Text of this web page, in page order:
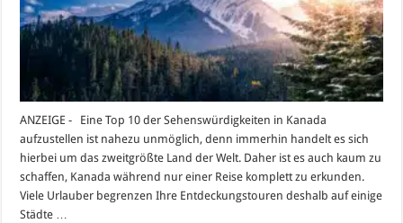
ANZEIGE - Eine Top 10 der Sehenswürdigkeiten in Kanada
aufzustellen ist nahezu unmöglich, denn immerhin handelt es sich
hierbei um das zweitgrößte Land der Welt. Daher ist es auch kaum zu
schaffen, Kanada während nur einer Reise komplett zu erkunden.
Viele Urlauber begrenzen Ihre Entdeckungstouren deshalb auf einige
Städte …